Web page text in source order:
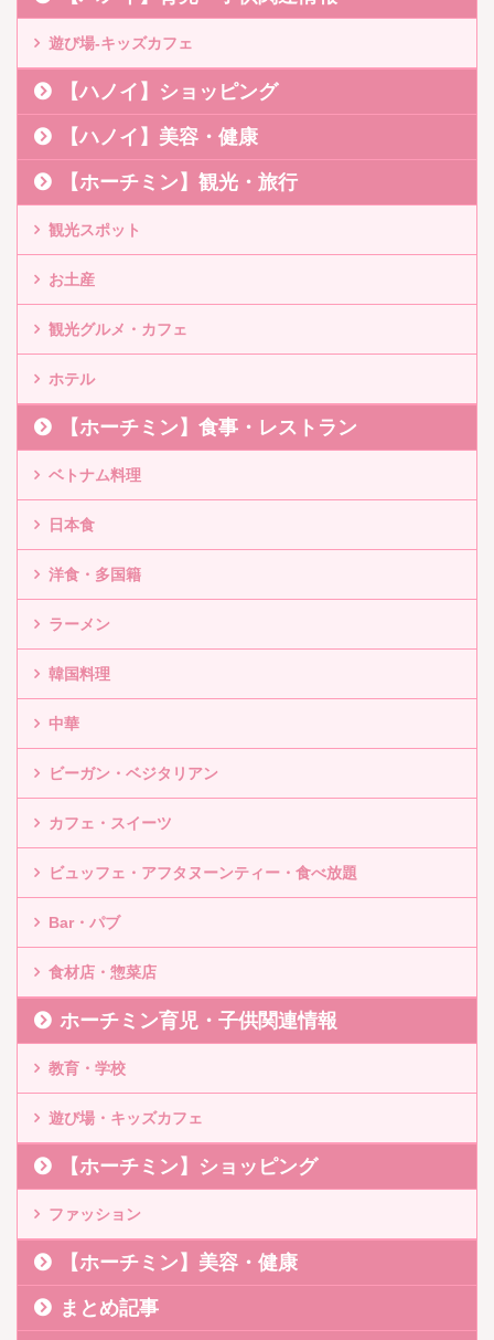
遊び場-キッズカフェ
【ハノイ】ショッピング
【ハノイ】美容・健康
【ホーチミン】観光・旅行
観光スポット
お土産
観光グルメ・カフェ
ホテル
【ホーチミン】食事・レストラン
ベトナム料理
日本食
洋食・多国籍
ラーメン
韓国料理
中華
ビーガン・ベジタリアン
カフェ・スイーツ
ビュッフェ・アフタヌーンティー・食べ放題
Bar・パブ
食材店・惣菜店
ホーチミン育児・子供関連情報
教育・学校
遊び場・キッズカフェ
【ホーチミン】ショッピング
ファッション
【ホーチミン】美容・健康
まとめ記事